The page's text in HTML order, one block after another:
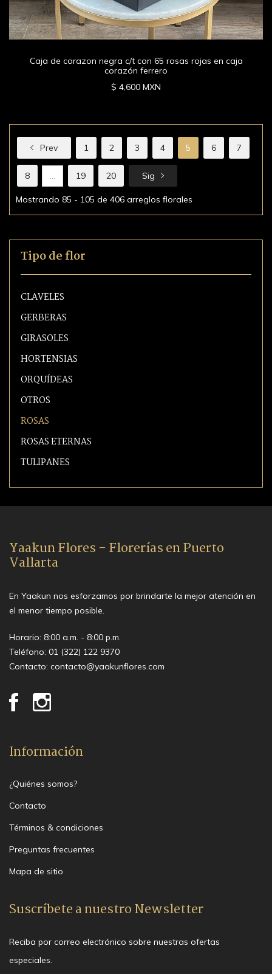
Caja de corazon negra c/t con 65 rosas rojas en caja
corazón ferrero
$ 4,600 MXN
Prev 1 2 3 4 5 6 7
8 ... 19 20 Sig
Mostrando 85 - 105 de 406 arreglos florales
Tipo de flor
CLAVELES
GERBERAS
GIRASOLES
HORTENSIAS
ORQUÍDEAS
OTROS
ROSAS
ROSAS ETERNAS
TULIPANES
Yaakun Flores - Florerías en Puerto
Vallarta
En Yaakun nos esforzamos por brindarte la mejor atención en
el menor tiempo posible.
Horario: 8:00 a.m. - 8:00 p.m.
Teléfono: 01 (322) 122 9370
Contacto: contacto@yaakunflores.com
Información
¿Quiénes somos?
Contacto
Términos & condiciones
Preguntas frecuentes
Mapa de sitio
Suscríbete a nuestro Newsletter
Reciba por correo electrónico sobre nuestras ofertas
especiales.